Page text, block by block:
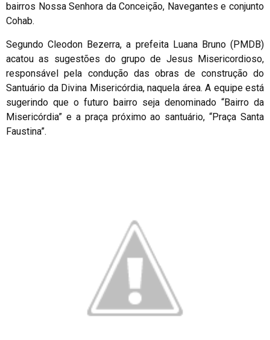
bairros Nossa Senhora da Conceição, Navegantes e conjunto
Cohab.
Segundo Cleodon Bezerra, a prefeita Luana Bruno (PMDB)
acatou as sugestões do grupo de Jesus Misericordioso,
responsável pela condução das obras de construção do
Santuário da Divina Misericórdia, naquela área. A equipe está
sugerindo que o futuro bairro seja denominado “Bairro da
Misericórdia” e a praça próximo ao santuário, “Praça Santa
Faustina”.